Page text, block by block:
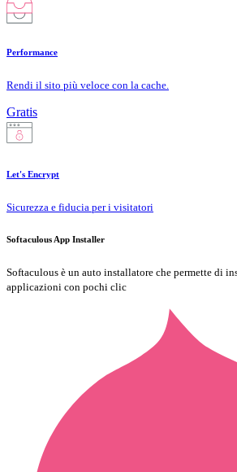
Performance
Rendi il sito più veloce con la cache.
Gratis
Let's Encrypt
Sicurezza e fiducia per i visitatori
Softaculous App Installer
Softaculous è un auto installatore che permette di
applicazioni con pochi clic